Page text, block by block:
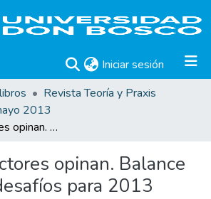
Iniciar sesión (current)
Revista Teoría y Praxis
2013
Nuestros lectores opinan. Balance de 2012 y desafíos para 2013
opinan. Balance
para 2013